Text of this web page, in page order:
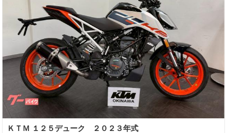
ＫＴＭ １２５デューク ２０２３年式